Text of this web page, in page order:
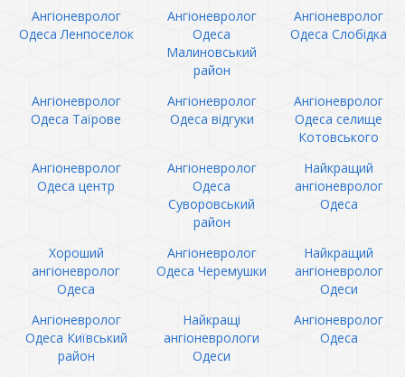
Ангіоневролог
Одеса Ленпоселок
Ангіоневролог
Одеса
Малиновський
район
Ангіоневролог
Одеса Слобідка
Ангіоневролог
Одеса Таїрове
Ангіоневролог
Одеса відгуки
Ангіоневролог
Одеса селище
Котовського
Ангіоневролог
Одеса центр
Ангіоневролог
Одеса
Суворовський
район
Найкращий
ангіоневролог
Одеса
Хороший
ангіоневролог
Одеса
Ангіоневролог
Одеса Черемушки
Найкращий
ангіоневролог
Одеси
Ангіоневролог
Одеса Київський
район
Найкращі
ангіоневрологи
Одеси
Ангіоневролог
Одеса